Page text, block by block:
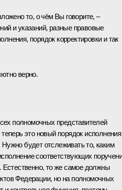
то, о чём Вы говорите, –
и указаний, разные правовые
порядок корректировки и так
верно.
полномочных представителей
это новый порядок исполнения
Нужно будет отслеживать то, каким
соответствующих
Естественно, то же самое должны
Федерации, но на полномочных